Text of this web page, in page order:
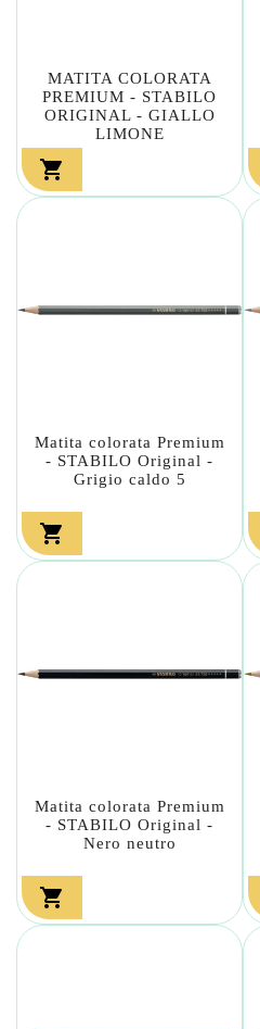
MATITA COLORATA
PREMIUM - STABILO
ORIGINAL - GIALLO
LIMONE

Matita colorata Premium
- STABILO Original -
Grigio caldo 5

Matita colorata Premium
- STABILO Original -
Nero neutro
